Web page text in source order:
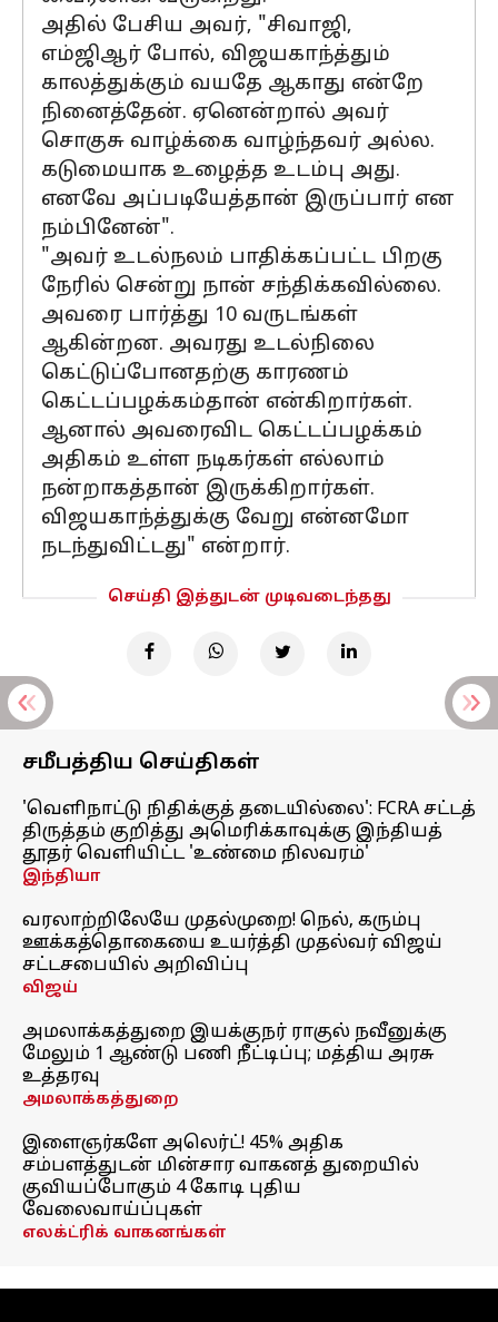
அதில் பேசிய அவர், "சிவாஜி,
எம்ஜிஆர் போல், விஜயகாந்த்தும்
காலத்துக்கும் வயதே ஆகாது என்றே
நினைத்தேன். ஏனென்றால் அவர்
சொகுசு வாழ்க்கை வாழ்ந்தவர் அல்ல.
கடுமையாக உழைத்த உடம்பு அது.
எனவே அப்படியேத்தான் இருப்பார் என
நம்பினேன்".
"அவர் உடல்நலம் பாதிக்கப்பட்ட பிறகு
நேரில் சென்று நான் சந்திக்கவில்லை.
அவரை பார்த்து 10 வருடங்கள்
ஆகின்றன. அவரது உடல்நிலை
கெட்டுப்போனதற்கு காரணம்
கெட்டப்பழக்கம்தான் என்கிறார்கள்.
ஆனால் அவரைவிட கெட்டப்பழக்கம்
அதிகம் உள்ள நடிகர்கள் எல்லாம்
நன்றாகத்தான் இருக்கிறார்கள்.
விஜயகாந்த்துக்கு வேறு என்னமோ
நடந்துவிட்டது" என்றார்.
செய்தி இத்துடன் முடிவடைந்தது
சமீபத்திய செய்திகள்
'வெளிநாட்டு நிதிக்குத் தடையில்லை': FCRA சட்டத்
திருத்தம் குறித்து அமெரிக்காவுக்கு இந்தியத்
தூதர் வெளியிட்ட 'உண்மை நிலவரம்'
இந்தியா
வரலாற்றிலேயே முதல்முறை! நெல், கரும்பு
ஊக்கத்தொகையை உயர்த்தி முதல்வர் விஜய்
சட்டசபையில் அறிவிப்பு
விஜய்
அமலாக்கத்துறை இயக்குநர் ராகுல் நவீனுக்கு
மேலும் 1 ஆண்டு பணி நீட்டிப்பு; மத்திய அரசு
உத்தரவு
அமலாக்கத்துறை
இளைஞர்களே அலெர்ட்! 45% அதிக
சம்பளத்துடன் மின்சார வாகனத் துறையில்
குவியப்போகும் 4 கோடி புதிய
வேலைவாய்ப்புகள்
எலக்ட்ரிக் வாகனங்கள்